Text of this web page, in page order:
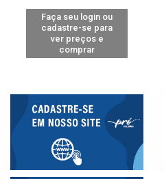
Faça seu login ou
cadastre-se para
ver preços e
comprar